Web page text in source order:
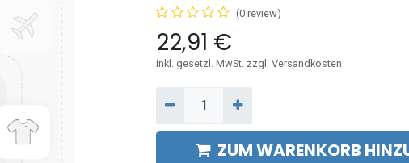
(0 review)
22,91 €
inkl. gesetzl. MwSt. zzgl. Versandkosten
ZUM WARENKORB